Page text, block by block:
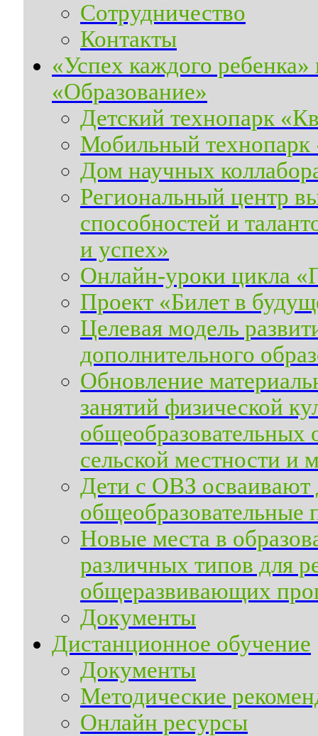
Сотрудничество
Контакты
«Успех каждого
«Образование»
Детский технопарк
Мобильный технопарк
Дом научных
Региональный центр
способностей и
и успех»
Онлайн-уроки цикла
Проект «Билет в
Целевая модель
дополнительного
Обновление
занятий физической
общеобразовательных
сельской местности и
Дети с ОВЗ осваивают
общеобразовательные
Новые места в
различных типов для
общеразвивающих
Документы
Дистанционное обучение
Документы
Методические
Онлайн ресурсы